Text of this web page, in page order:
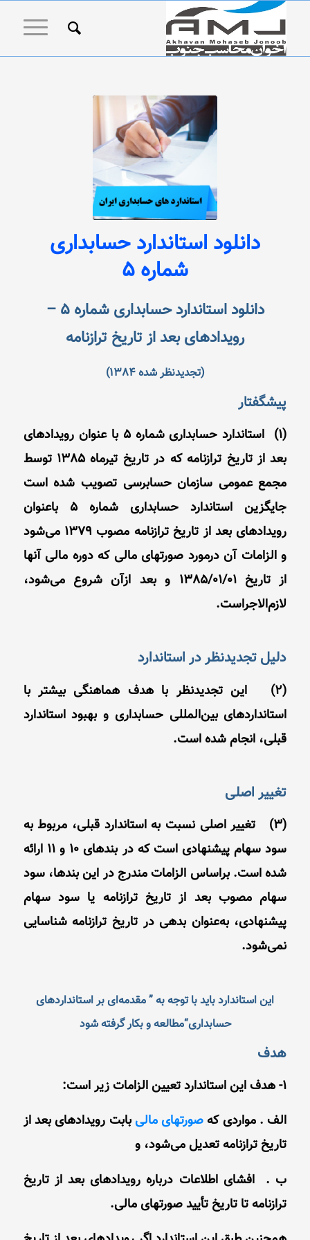
دانلود استاندارد حسابداری
شماره 5
دانلود استاندارد حسابداری شماره 5 –
رویدادهای بعد از تاریخ ترازنامه
(تجدیدنظر شده 1384)
پیشگفتار
(1) استاندارد حسابداری شماره 5 با عنوان رویدادهای
بعد از تاریخ ترازنامه که در تاریخ تیرماه 1385 توسط
مجمع عمومی سازمان حسابرسی تصویب شده است
جایگزین استاندارد حسابداری شماره 5 باعنوان
رویدادهای بعد از تاریخ ترازنامه مصوب 1379 می‌شود
و الزامات آن در‌مورد صورتهای مالی که دوره مالی آنها
از تاریخ 1385/01/01 و بعد ازآن شروع می‌شود،
لازم‌الاجراست.
دلیل تجدیدنظر در استاندارد
(2) این تجدیدنظر با هدف هماهنگی بیشتر با
استانداردهای بین‌المللی حسابداری و بهبود استاندارد
قبلی، انجام شده است.
تغییر اصلی
(3) تغییر اصلی نسبت به استاندارد قبلی، مربوط به
سود سهام پیشنهادی است که در بندهای 10 و 11 ارائه
شده است. براساس الزامات مندرج در این بندها، سود
سهام مصوب بعد از تاریخ ترازنامه یا سود سهام
پیشنهادی، به‌عنوان بدهی در تاریخ ترازنامه شناسایی
نمی‌شود.
این استاندارد باید با توجه به ” مقدمه‌ای بر استانداردهای
حسابداری“مطالعه و بکار گرفته شود
هدف
1- هدف این استاندارد تعیین الزامات زیر است:
الف . مواردی که صورتهای مالی بابت رویدادهای بعد از
تاریخ ترازنامه تعدیل می‌شود، و
ب . افشای اطلاعات درباره رویدادهای بعد از تاریخ
ترازنامه تا تاریخ تأیید صورتهای مالی.